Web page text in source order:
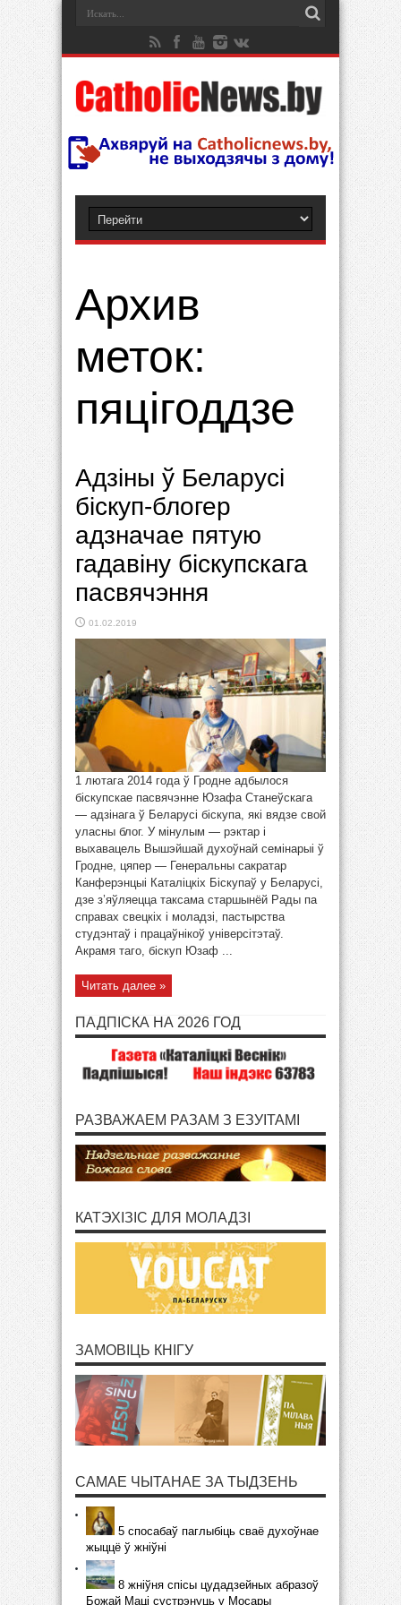
Архив
меток:
пяцігоддзе
Адзіны ў Беларусі
біскуп-блогер
адзначае пятую
гадавіну біскупскага
пасвячэння
01.02.2019
1 лютага 2014 года ў Гродне адбылося
біскупскае пасвячэнне Юзафа Станеўскага
— адзінага ў Беларусі біскупа, які вядзе свой
уласны блог. У мінулым — рэктар і
выхавацель Вышэйшай духоўнай семінарыі ў
Гродне, цяпер — Генеральны сакратар
Канферэнцыі Каталіцкіх Біскупаў у Беларусі,
дзе з’яўляецца таксама старшынёй Рады па
справах свецкiх i моладзі, пастырства
студэнтаў і працаўнікоў універсітэтаў.
Акрамя таго, біскуп Юзаф ...
Читать далее »
ПАДПІСКА НА 2026 ГОД
РАЗВАЖАЕМ РАЗАМ З ЕЗУІТАМІ
КАТЭХІЗІС ДЛЯ МОЛАДЗІ
ЗАМОВІЦЬ КНІГУ
САМАЕ ЧЫТАНАЕ ЗА ТЫДЗЕНЬ
5 спосабаў паглыбіць сваё духоўнае
жыццё ў жніўні
8 жніўня спісы цудадзейных абразоў
Божай Маці сустрэнуць у Мосары